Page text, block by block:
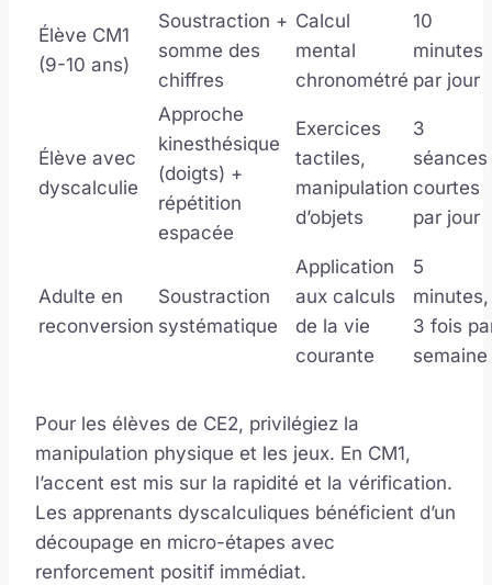
Élève CM1
(9-10 ans)
Soustraction +
somme des
chiffres
Calcul
mental
chronométré
10
minutes
par jour
Élève avec
dyscalculie
Approche
kinesthésique
(doigts) +
répétition
espacée
Exercices
tactiles,
manipulation
d’objets
3
séances
courtes
par jour
Adulte en
reconversion
Soustraction
systématique
Application
aux calculs
de la vie
courante
5
minutes,
3 fois
semaine
Pour les élèves de CE2, privilégiez la
manipulation physique et les jeux. En CM1,
l’accent est mis sur la rapidité et la vérification.
Les apprenants dyscalculiques bénéficient d’un
découpage en micro-étapes avec
renforcement positif immédiat.